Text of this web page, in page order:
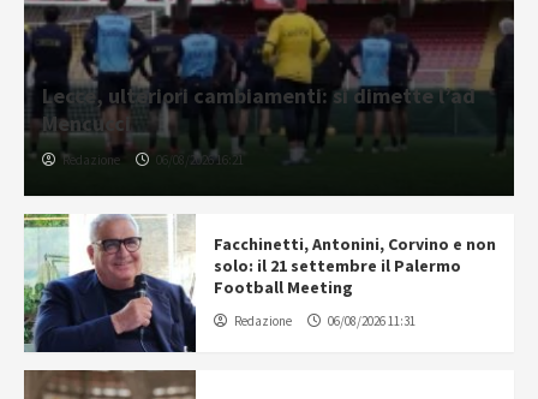
Lecce, ulteriori cambiamenti: si dimette l’ad
Mencucci
Redazione 06/08/2026 16:21
Facchinetti, Antonini, Corvino e non
solo: il 21 settembre il Palermo
Football Meeting
Redazione 06/08/2026 11:31